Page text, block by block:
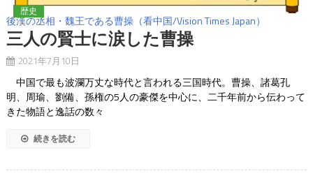
後漢の丞相・魏王である曹操（看中国/Vision Times Japan）
歴史
三人の賢士に涙した曹操
2021年7月10日
中国で最も波瀾万丈な時代と言われる三国時代。曹操、諸葛孔
明、周瑜、劉備、孫権の5人の豪傑を中心に、二千年前から伝わって
きた物語と逸話の数々
続きを読む